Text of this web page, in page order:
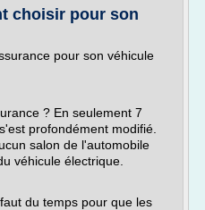
choisir pour son
pour son véhicule
? En seulement 7
profondément modifié.
salon de l'automobile
véhicule électrique.
du temps pour que les